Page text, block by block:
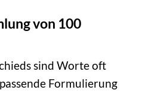
von 100
sind Worte oft
Formulierung